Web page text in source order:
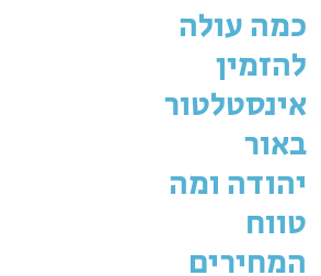
כמה עולה
להזמין
אינסטלטור
באור
יהודה ומה
טווח
המחירים